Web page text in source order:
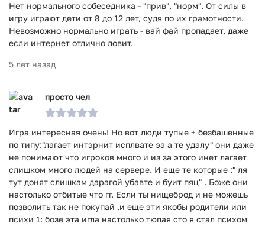
Нет нормального собеседника - "прив", "норм". От силы в
игру играют дети от 8 до 12 лет, судя по их грамотности.
Невозможно нормально играть - вай фай пропадает, даже
если интернет отлично ловит.
5 лет назад
просто чел
Игра интересная очень! Но вот люди тупые + безбашенные
по типу:"лагает интэрнит исплвате эа а те удалу" они даже
не понимают что игроков много и из за этого инет лагает
слишком много людей на сервере. И еще те которые :" ля
тут донят слишкам дарагой убавте и буит пяц" . Боже они
настолько отбитые что гг. Если ты нищеброд и не можешь
позволить так не покупай .и еще эти якобы родители или
психи 1: бозе эта игла настолько тюпая сто я стал психом